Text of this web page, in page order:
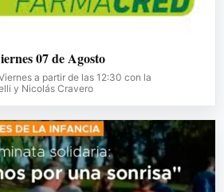
07 de Agosto
a partir de las 12:30 con la
y Nicolás Cravero